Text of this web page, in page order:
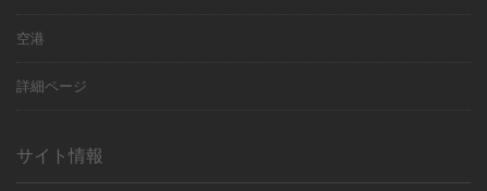
空港
詳細ページ
サイト情報